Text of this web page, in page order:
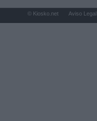
© Kiosko.net Aviso Legal